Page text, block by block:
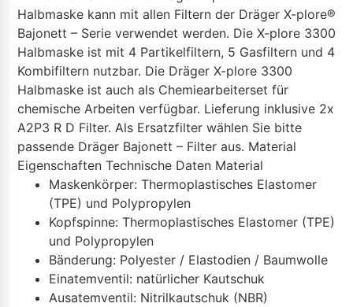
Halbmaske kann mit allen Filtern der Dräger X-plore®
Bajonett – Serie verwendet werden. Die X-plore 3300
Halbmaske ist mit 4 Partikelfiltern, 5 Gasfiltern und 4
Kombifiltern nutzbar. Die Dräger X-plore 3300
Halbmaske ist auch als Chemiearbeiterset für
chemische Arbeiten verfügbar. Lieferung inklusive 2x
A2P3 R D Filter. Als Ersatzfilter wählen Sie bitte
passende Dräger Bajonett – Filter aus. Material
Eigenschaften Technische Daten Material
Maskenkörper: Thermoplastisches Elastomer
(TPE) und Polypropylen
Kopfspinne: Thermoplastisches Elastomer (TPE)
und Polypropylen
Bänderung: Polyester / Elastodien / Baumwolle
Einatemventil: natürlicher Kautschuk
Ausatemventil: Nitrilkautschuk (NBR)